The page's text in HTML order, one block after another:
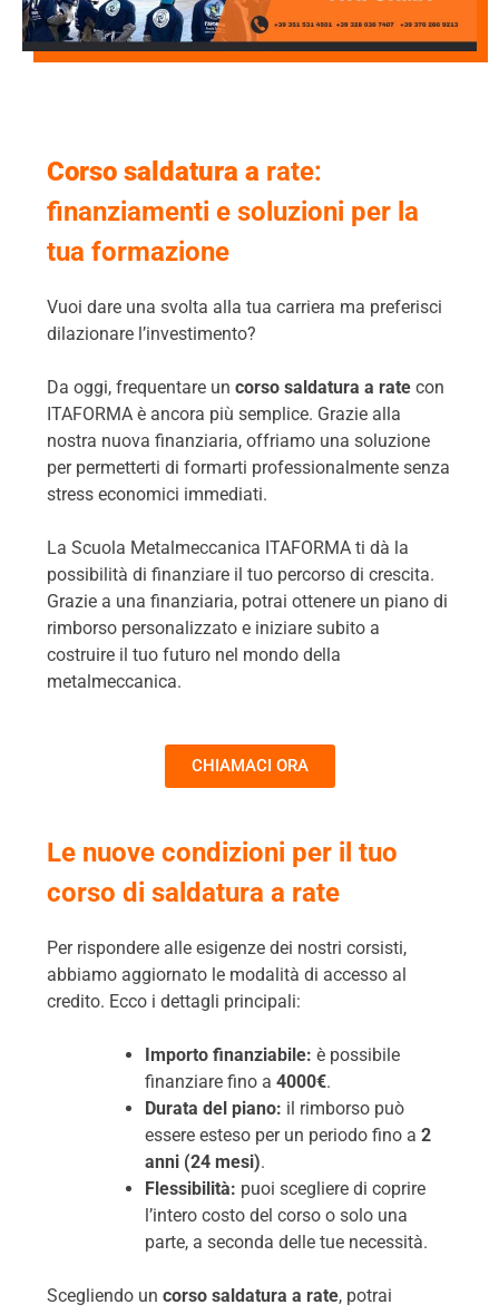
Corso saldatura a rate:
finanziamenti e soluzioni per la
tua formazione
Vuoi dare una svolta alla tua carriera ma preferisci
dilazionare l’investimento?
Da oggi, frequentare uncorso saldatura a rate con
ITAFORMA è ancora più semplice. Grazie alla
nostra nuova finanziaria, offriamo una soluzione
per permetterti di formarti professionalmente senza
stress economici immediati.
La Scuola Metalmeccanica ITAFORMA ti dà la
possibilità di finanziare il tuo percorso di crescita.
Grazie a una finanziaria, potrai ottenere un piano di
rimborso personalizzato e iniziare subito a
costruire il tuo futuro nel mondo della
metalmeccanica.
CHIAMACI ORA
Le nuove condizioni per il tuo
corso di saldatura a rate
Per rispondere alle esigenze dei nostri corsisti,
abbiamo aggiornato le modalità di accesso al
credito. Ecco i dettagli principali:
Importo finanziabile: è possibile
finanziare fino a4000€.
Durata del piano: il rimborso può
essere esteso per un periodo fino a2
anni (24 mesi).
Flessibilità: puoi scegliere di coprire
l’intero costo del corso o solo una
parte, a seconda delle tue necessità.
Scegliendo uncorso saldatura a rate, potrai